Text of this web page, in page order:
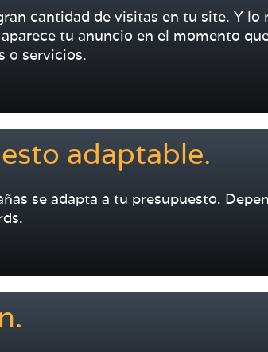
cantidad de visitas en tu site. Y
tu anuncio en el momento
o servicios.
adaptable.
se adapta a tu presupuesto.